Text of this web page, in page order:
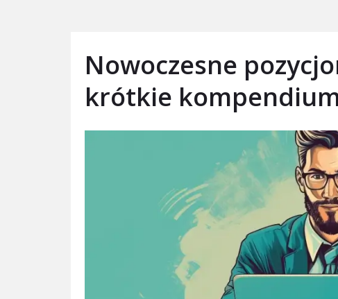
Nowoczesne
krótkie